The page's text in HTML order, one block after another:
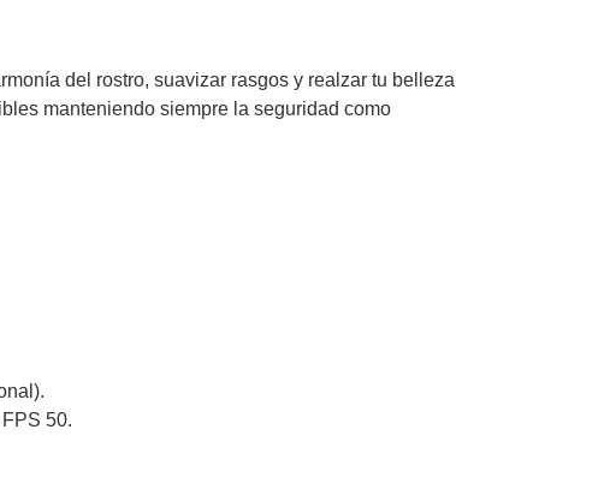
del rostro, suavizar rasgos y realzar tu belleza
manteniendo siempre la seguridad como
50.